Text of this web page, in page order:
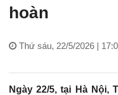
hoàn
Thứ sáu, 22/5/2026 |
Ngày 22/5, tại Hà Nội,